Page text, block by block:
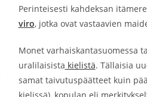
Perinteisesti kahdeksan
viro, jotka ovat vastaavien
Monet varhaiskantasuomessa
uralilaisista kielistä. Tällaisia
samat taivutuspäätteet kuin